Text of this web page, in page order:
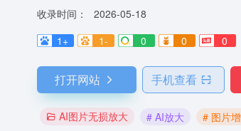
收录时间：
2026-05-18
1+
1- 0 0 0
打开网站 手机查看
AI图片无损放大 # AI放大 # 图片